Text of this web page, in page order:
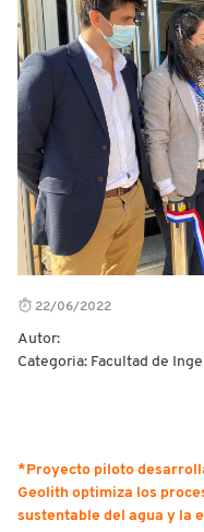
22/06/2022
Autor:
Categoria: Facultad de
*Proyecto piloto
Geolith optimiza los
sustentable del agua y la